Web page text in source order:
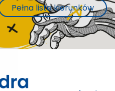
Pełna lista kierunków